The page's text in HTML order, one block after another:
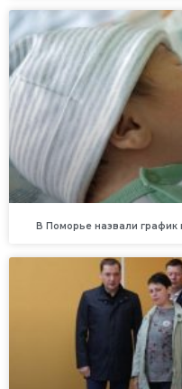
В Поморье назвали график